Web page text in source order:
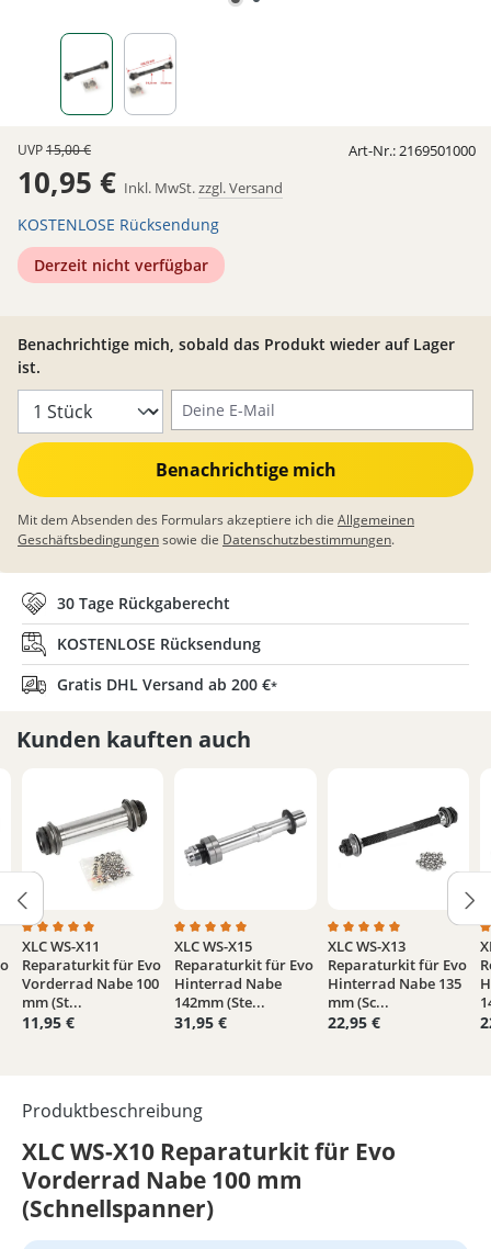
UVP15,00 €
10,95 € Inkl. MwSt.zzgl. Versand
KOSTENLOSE Rücksendung
Derzeit nicht verfügbar
Benachrichtige mich, sobald das Produkt wieder auf Lager
ist.
Benachrichtige mich
Mit dem Absenden des Formulars akzeptiere ich die Allgemeinen
Geschäftsbedingungensowie die Datenschutzbestimmungen.
Art-Nr.:2169501000
30 Tage Rückgaberecht
KOSTENLOSE Rücksendung
Gratis DHL Versand ab 200 €*
Kunden kauften auch
5 Sternenvon 5 von 5 Sternen
Durchschnittliche Bewertung von 5 von 5 Sternen
XLC WS-X11
Reparaturkit für Evo
Vorderrad Nabe 100
mm (St...
11,95 €
Durchschnittliche Bewertung von 5 von 5
XLC WS-X15
Reparaturkit für Evo
Hinterrad Nabe
142mm (Ste...
31,95 €
Durchschnittliche
XLC WS-X13
Reparaturkit für Evo
Hinterrad Nabe 135
mm (Sc...
22,95 €
Produktbeschreibung
XLC WS-X10 Reparaturkit für Evo
Vorderrad Nabe 100 mm
(Schnellspanner)